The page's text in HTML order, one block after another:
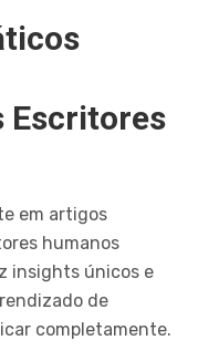
Escritores
em artigos
humanos
insights únicos e
de
completamente.